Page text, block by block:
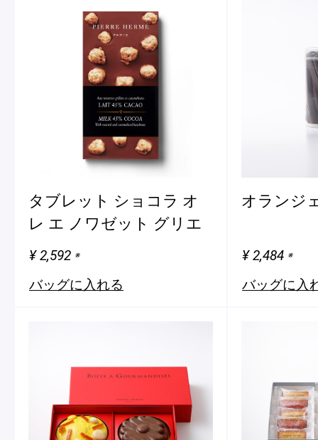
タブレット ショコラ オ
レ エ ノワゼット グリエ
¥ 2,592 ※
バッグに入れる
オランジ
¥ 2,484 ※
バッグに入